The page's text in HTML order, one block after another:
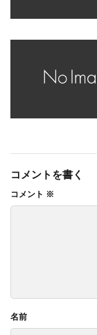
コメントを書く
コメント ※
名前